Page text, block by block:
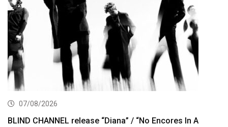
07/08/2026
BLIND CHANNEL release “Diana” / “No Encores In A